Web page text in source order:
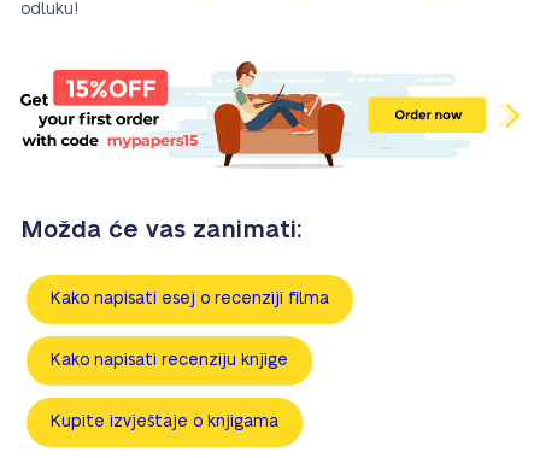
odluku!
Možda će vas zanimati:
Kako napisati esej o recenziji filma
Kako napisati recenziju knjige
Kupite izvještaje o knjigama